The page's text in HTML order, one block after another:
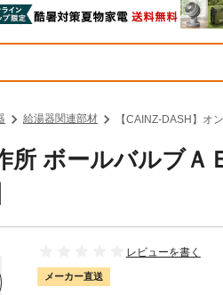
給湯器関連部材 【CAINZ-DASH】
作所 ボールバル
レビューを書く
メーカー直送